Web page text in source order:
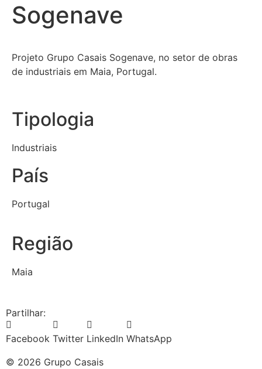
Sogenave
Projeto Grupo Casais Sogenave, no setor de obras
de industriais em Maia, Portugal.
Tipologia
Industriais
País
Portugal
Região
Maia
Partilhar:
Facebook Twitter LinkedIn WhatsApp
© 2026 Grupo Casais